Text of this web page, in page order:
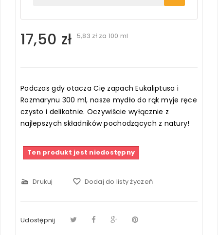
17,50 zł 5,83 zł za 100 ml
Podczas gdy otacza Cię zapach Eukaliptusa i
Rozmarynu 300 ml, nasze mydło do rąk myje ręce
czysto i delikatnie. Oczywiście wyłącznie z
najlepszych składników pochodzących z natury!
Ten produkt jest niedostępny
scanner Drukuj favorite_border Dodaj do listy życzeń
Udostępnij